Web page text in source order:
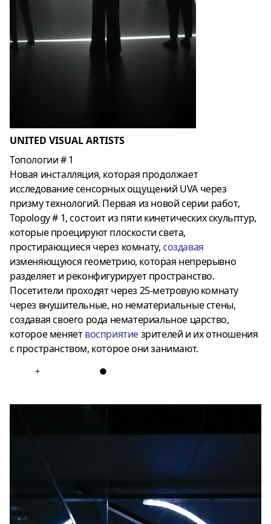
UNITED VISUAL ARTISTS
Топологии # 1
Новая инсталляция, которая продолжает
исследование сенсорных ощущений UVA через
призму технологий. Первая из новой серии работ,
Topology # 1, состоит из пяти кинетических скульптур,
которые проецируют плоскости света,
простирающиеся через комнату, создавая
изменяющуюся геометрию, которая непрерывно
разделяет и реконфигурирует пространство.
Посетители проходят через 25-метровую комнату
через внушительные, но нематериальные стены,
создавая своего рода нематериальное царство,
которое меняетвосприятиезрителей и их отношения
с пространством, которое они занимают.
+ ●